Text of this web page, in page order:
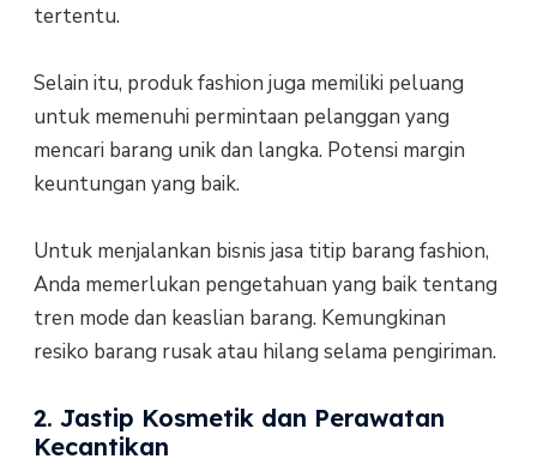
tertentu.
Selain itu, produk fashion juga memiliki peluang
untuk memenuhi permintaan pelanggan yang
mencari barang unik dan langka. Potensi margin
keuntungan yang baik.
Untuk menjalankan bisnis jasa titip barang fashion,
Anda memerlukan pengetahuan yang baik tentang
tren mode dan keaslian barang. Kemungkinan
resiko barang rusak atau hilang selama pengiriman.
2. Jastip Kosmetik dan Perawatan
Kecantikan